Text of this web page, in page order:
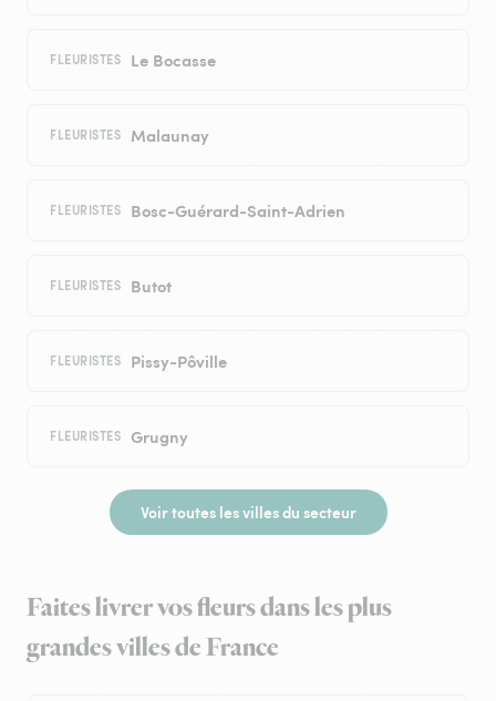
FLEURISTES Le Bocasse
FLEURISTES Malaunay
FLEURISTES Bosc-Guérard-Saint-Adrien
FLEURISTES Butot
FLEURISTES Pissy-Pôville
FLEURISTES Grugny
Voir toutes les villes du secteur
Faites livrer vos fleurs dans les plus
grandes villes de France